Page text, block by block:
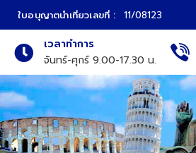
ใบอนุญาตนำเที่ยวเลขที่ : 11/08123
เวลาทำการ
จันทร์-ศุกร์ 9.00-17.30 น.
ทัวร์ญี่ปุ่น
ทัวร์เกาหลี
ทัวร์ยุโรป
ภาคเหนือ
ภาคกลาง
ภาคอีสาน